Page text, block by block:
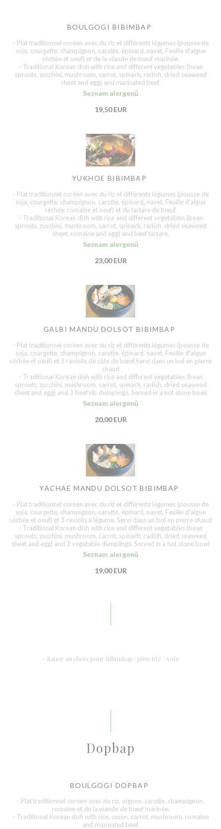
BOULGOGI BIBIMBAP
- Plat traditionnel coréen avec du riz et différents légumes (pousse de
soja, courgette, champignon, carotte, épinard, navet, Feuille d'algue
séchée et oeuf) et de la viande de bœuf marinée.
- Traditional Korean dish with rice and different vegetables (bean
sprouts, zucchini, mushroom, carrot, spinach, radish, dried seaweed
sheet and egg) and marinated beef.
Seznam alergenů
19,50 EUR
YUKHOE BIBIMBAP
- Plat traditionnel coréen avec du riz et différents légumes (pousse de
soja, courgette, champignon, carotte, épinard, navet, Feuille d'algue
séchée, romaine et oeuf) et du tartare de bœuf.
- Traditional Korean dish with rice and different vegetables (bean
sprouts, zucchini, mushroom, carrot, spinach, radish, dried seaweed
sheet, romaine and egg) and beef tartare.
Seznam alergenů
23,00 EUR
GALBI MANDU DOLSOT BIBIMBAP
- Plat traditionnel coréen avec du riz et différents légumes (pousse de
soja, courgette, champignon, carotte, épinard, navet, Feuille d'algue
séchée et oeuf) et 3 raviolis de côte de bœuf.Servi dans un bol en pierre
chaud
- Traditional Korean dish with rice and different vegetables (bean
sprouts, zucchini, mushroom, carrot, spinach, radish, dried seaweed
sheet and egg) and 3 beef rib dumplings. Served in a hot stone bowl
Seznam alergenů
20,00 EUR
YACHAE MANDU DOLSOT BIBIMBAP
- Plat traditionnel coréen avec du riz et différents légumes (pousse de
soja, courgette, champignon, carotte, épinard, navet, Feuille d'algue
séchée et oeuf) et 3 raviolis à légume. Servi dans un bol en pierre chaud
- Traditional Korean dish with rice and different vegetables (bean
sprouts, zucchini, mushroom, carrot, spinach, radish, dried seaweed
sheet and egg) and 3 vegetable dumplings. Served in a hot stone bowl
Seznam alergenů
19,00 EUR
- Sauce au choix pour Bibimbap : pimenté / soja
Dopbap
BOULGOGI DOPBAP
- Plat traditionnel coréen avec du riz, oignon, carotte, champignon,
romaine et de la viande de bœuf marinée.
- Traditional Korean dish with rice, onion, carrot, mushroom, romaine
and marinated beef.